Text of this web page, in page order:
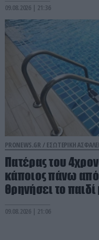
09.08.2026 | 21:36
PRONEWS.GR / ΕΣΩΤΕΡΙΚΗ
Πατέρας του
κάποιος πάνω από
θρηνήσει το παιδί
09.08.2026 | 21:06